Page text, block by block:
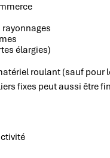
élargies)
roulant (sauf pour
fixes peut aussi être